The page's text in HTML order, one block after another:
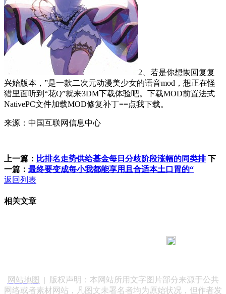
2、若是你想恢回复复
兴始版本，”是一款二次元动漫美少女的语音mod，想正在怪
猎里面听到“花Q”就来3DM下载体验吧。下载MOD前置法式
NativePC文件加载MOD修复补丁==点我下载。
来源：中国互联网信息中心
上一篇： 比排名走势供给基金每日分歧阶段涨幅的同类排 下
一篇： 最终要变成每小我都能享用且合适本土口胃的“
返回列表
相关文章
网站地图
| 版权声明：本网站所用文字图片部分来源于公共
网络或者素材网站，凡图文未署名者均为原始状况，但作者发